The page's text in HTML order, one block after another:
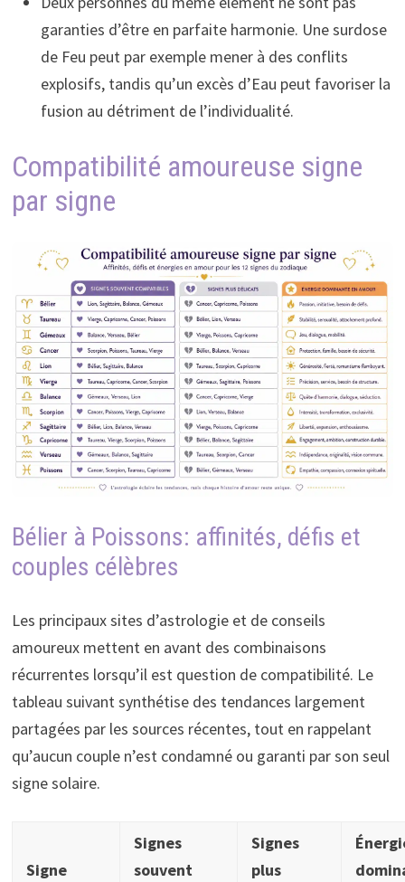
garanties d’être en parfaite harmonie. Une surdose
de Feu peut par exemple mener à des conflits
explosifs, tandis qu’un excès d’Eau peut favoriser la
fusion au détriment de l’individualité.
Compatibilité amoureuse signe
par signe
Bélier à Poissons: affinités, défis et
couples célèbres
Les principaux sites d’astrologie et de conseils
amoureux mettent en avant des combinaisons
récurrentes lorsqu’il est question de compatibilité. Le
tableau suivant synthétise des tendances largement
partagées par les sources récentes, tout en rappelant
qu’aucun couple n’est condamné ou garanti par son seul
signe solaire.
Signe
Signes
souvent
Signes
plus